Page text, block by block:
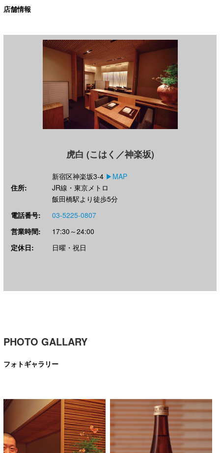
店舗情報
虎白 (こはく／神楽坂)
住所:
新宿区神楽坂3-4 ▶︎MAP
JR線・東京メトロ
飯田橋駅より徒歩5分
電話番号:
03-5225-0807
営業時間:
17:30～24:00
定休日:
日曜・祝日
PHOTO GALLARY
フォトギャラリー